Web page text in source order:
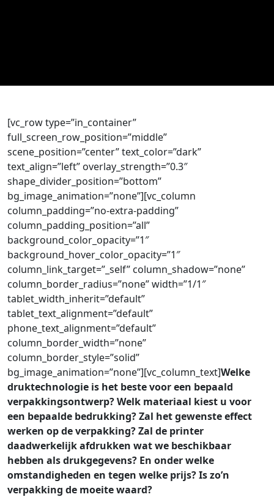
[vc_row type=”in_container”
full_screen_row_position=”middle”
scene_position=”center” text_color=”dark”
text_align=”left” overlay_strength=”0.3″
shape_divider_position=”bottom”
bg_image_animation=”none”][vc_column
column_padding=”no-extra-padding”
column_padding_position=”all”
background_color_opacity=”1″
background_hover_color_opacity=”1″
column_link_target=”_self” column_shadow=”none”
column_border_radius=”none” width=”1/1″
tablet_width_inherit=”default”
tablet_text_alignment=”default”
phone_text_alignment=”default”
column_border_width=”none”
column_border_style=”solid”
bg_image_animation=”none”][vc_column_text]Welke
druktechnologie is het beste voor een bepaald
verpakkingsontwerp? Welk materiaal kiest u voor
een bepaalde bedrukking? Zal het gewenste effect
werken op de verpakking? Zal de printer
daadwerkelijk afdrukken wat we beschikbaar
hebben als drukgegevens? En onder welke
omstandigheden en tegen welke prijs? Is zo’n
verpakking de moeite waard?